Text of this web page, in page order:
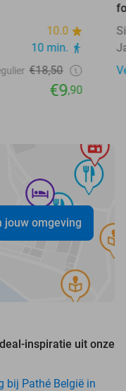
10.0
10 min.
€18,50
€9,90
jouw omgeving
inspiratie uit onze
bij Pathé België in